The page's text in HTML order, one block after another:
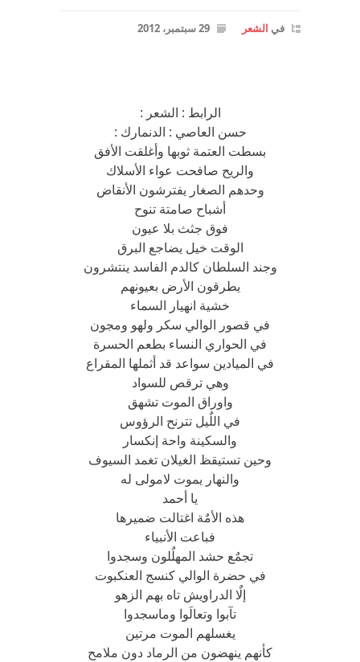
في الشعر 29 سبتمبر، 2012
الرابط : الشعر :
حسن العاصي : الدنمارك :
بسطت العتمة ثوبها وأغلقت الأفق
والريح صافحت عواء الأسلاك
وحدهم الصغار يفترشون الأنقاض
أشباح صامتة تنوح
فوق جثث بلا عيون
الوقت خيل يضاجع البرق
وجند السلطان كالدم الفاسد ينتشرون
يطرقون الأرض بعيونهم
خشية انهيار السماء
في قصور الوالي سكر ولهو ومجون
في الحواري النساء بطعم الحسرة
في الميادين سواعد قد أثملها المقراع
وهي ترقص للسواد
واوراق الموت تشهق
في اللٌيل تترنح الرؤوس
والسكينة واحة إنكسار
وحين تستيقظ الغيلان تغمد السيوف
والنهار يموت لامولى له
يا أحمد
هذه الأمٌة اغتالت ضميرها
فباعت الأنبياء
تجمٌع حشد المهلٌلون وسجدوا
في حضرة الوالي كنسج العنكبوت
إلٌا الدراويش تاه بهم الزهو
تآبوا وتعالَوا وماسجدوا
يغسلهم الموت مرتين
كأنهم ينهضون من الرماد دون ملامح